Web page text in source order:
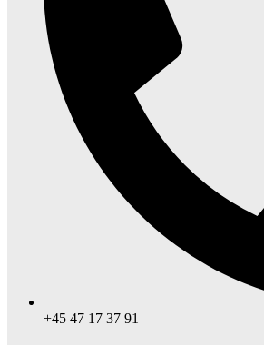
+45 47 17 37 91